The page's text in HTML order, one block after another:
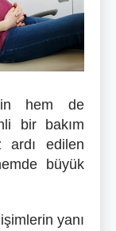
hem de
bir bakım
ardı edilen
büyük
yanı